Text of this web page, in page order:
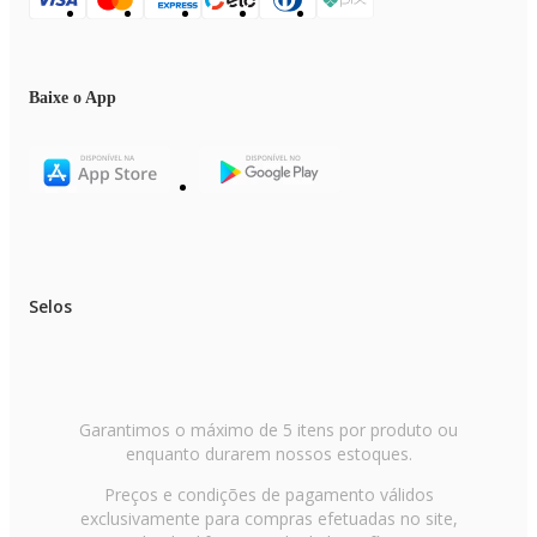
Peso: 33,5 KG
Baixe o App
Selos
Garantimos o máximo de 5 itens por produto ou
enquanto durarem nossos estoques.
Preços e condições de pagamento válidos
exclusivamente para compras efetuadas no site,